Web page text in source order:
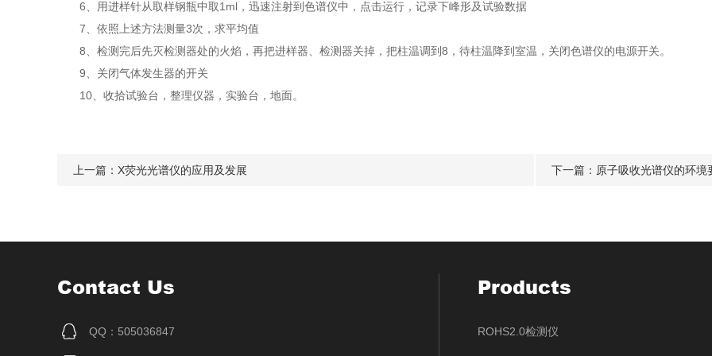
6、用进样针从取样钢瓶中取1ml，迅速注射到色谱仪中，点击运行，记录下峰形及试验数据
7、依照上述方法测量3次，求平均值
8、检测完后先灭检测器处的火焰，再把进样器、检测器关掉，把柱温调到8，待柱温降到室温，关闭色谱仪的电源开关。
9、关闭气体发生器的开关
10、收拾试验台，整理仪器，实验台，地面。
上一篇： X荧光光谱仪的应用及发展 下一篇： 原子吸收光谱仪的环境
Contact Us
QQ：505036847
Products
ROHS2.0检测仪